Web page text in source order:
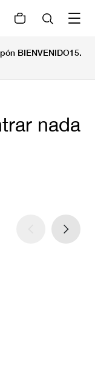
BIENVENIDO15.
nada